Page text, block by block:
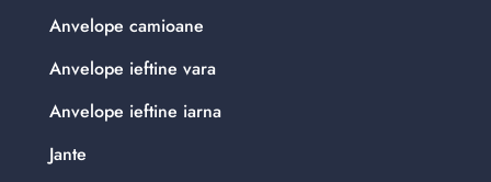
Anvelope camioane
Anvelope ieftine vara
Anvelope ieftine iarna
Jante